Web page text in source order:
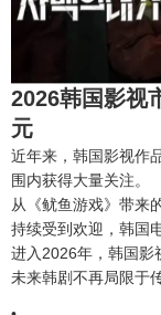
2026韩国影视
元
近年来，韩国影视作
围内获得大量关注。
从《鱿鱼游戏》带来
持续受到欢迎，韩国
进入2026年，韩国影
未来韩剧不再局限于